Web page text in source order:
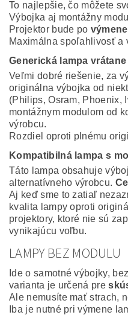
To najlepšie, čo môžete
Výbojka aj montážny
Projektor bude po
Maximálna spoľahlivosť a
Generická lampa
Veľmi dobré riešenie, za
originálna výbojka od
(Philips, Osram, Phoenix,
montážnym modulom od
výrobcu.
Rozdiel oproti plnému
Kompatibilná lampa s
Táto lampa obsahuje
alternatívneho výrobcu.
Aj keď sme to zatiaľ
kvalita lampy oproti
projektory, ktoré nie sú
vynikajúcu voľbu.
LAMPY BEZ MODULU
Ide o samotné výbojky,
varianta je určená pre
Ale nemusíte mať strach,
Iba je nutné pri výmene